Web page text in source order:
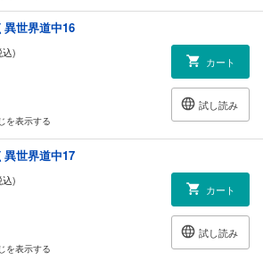
異世界道中16
込)
カート
試し読み
を表示する
異世界道中17
込)
カート
試し読み
を表示する